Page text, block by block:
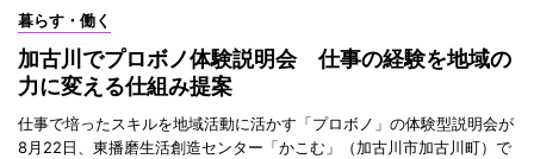
暮らす・働く
加古川でプロボノ体験説明会 仕事の経験を地域の
力に変える仕組み提案
仕事で培ったスキルを地域活動に活かす「プロボノ」の体験型説明会が
8月22日、東播磨生活創造センター「かこむ」（加古川市加古川町）で